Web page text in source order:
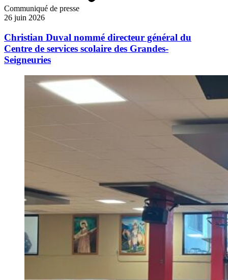
Communiqué de presse
26 juin 2026
Christian Duval nommé directeur général du
Centre de services scolaire des Grandes-
Seigneuries